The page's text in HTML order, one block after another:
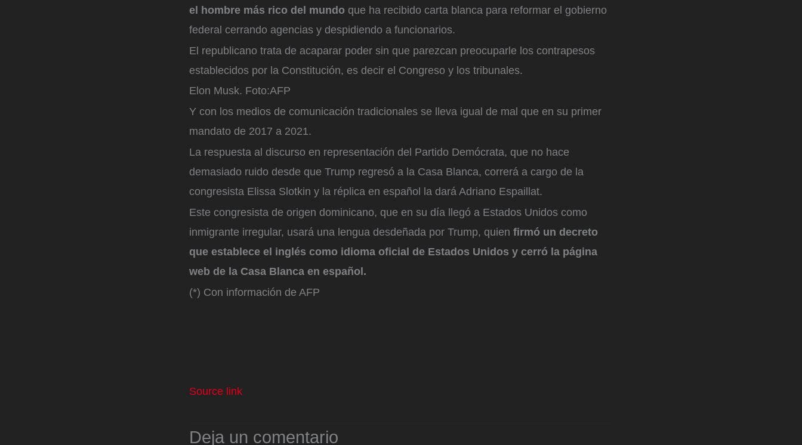
el hombre más rico del mundo que ha recibido carta blanca para reformar el gobierno
federal cerrando agencias y despidiendo a funcionarios.
El republicano trata de acaparar poder sin que parezcan preocuparle los contrapesos
establecidos por la Constitución, es decir el Congreso y los tribunales.
Elon Musk. Foto:AFP
Y con los medios de comunicación tradicionales se lleva igual de mal que en su primer
mandato de 2017 a 2021.
La respuesta al discurso en representación del Partido Demócrata, que no hace
demasiado ruido desde que Trump regresó a la Casa Blanca, correrá a cargo de la
congresista Elissa Slotkin y la réplica en español la dará Adriano Espaillat.
Este congresista de origen dominicano, que en su día llegó a Estados Unidos como
inmigrante irregular, usará una lengua desdeñada por Trump, quien firmó un decreto
que establece el inglés como idioma oficial de Estados Unidos y cerró la página
web de la Casa Blanca en español.
(*) Con información de AFP
Source link
Deja un comentario